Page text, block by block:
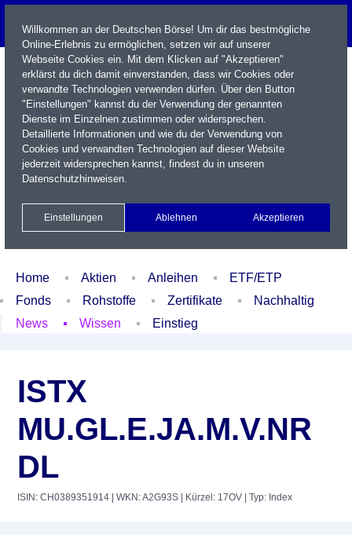
Name / WKN / ISIN / Kürzel
Xetra Realtime
Watchlist Portfolio Login
Home Aktien Anleihen
ETF/ETP
Fonds
Rohstoffe Zertifikate
Nachhaltig
News
Wissen Einstieg
ISTX
MU.GL.E.JA.M.V.NR
DL
ISIN: CH0389351914 | WKN: A2G93S | Kürzel: 17OV | Typ: Index
Willkommen an der Deutschen Börse! Um dir das bestmögliche
Online-Erlebnis zu ermöglichen, setzen wir auf unserer
Webseite Cookies ein. Mit dem Klicken auf "Akzeptieren"
erklärst du dich damit einverstanden, dass wir Cookies oder
verwandte Technologien verwenden dürfen. Über den Button
"Einstellungen" kannst du der Verwendung der genannten
Dienste im Einzelnen zustimmen oder widersprechen.
Detaillierte Informationen und wie du der Verwendung von
Cookies und verwandten Technologien auf dieser Website
jederzeit widersprechen kannst, findest du in unseren
Datenschutzhinweisen.
Einstellungen Ablehnen Akzeptieren